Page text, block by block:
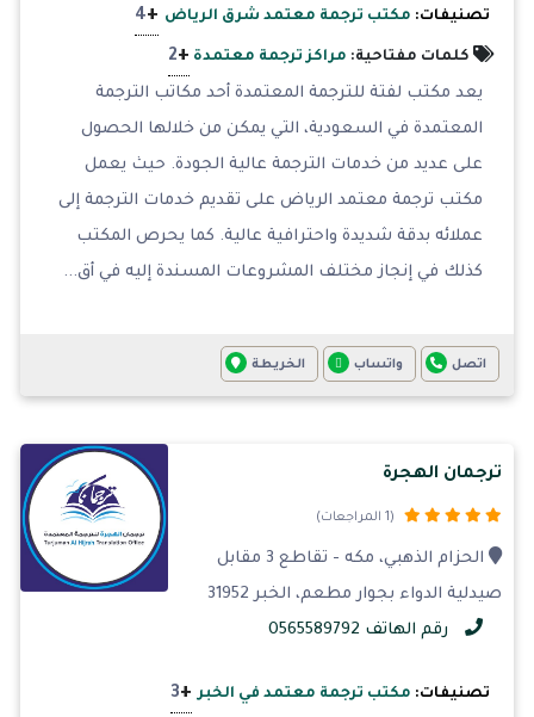
تصنيفات: مكتب ترجمة معتمد شرق الرياض +
4
كلمات مفتاحية: مراكز ترجمة معتمدة +
2
يعد مكتب لفتة للترجمة المعتمدة أحد مكاتب الترجمة
المعتمدة في السعودية، التي يمكن من خلالها الحصول
على عديد من خدمات الترجمة عالية الجودة. حيث يعمل
مكتب ترجمة معتمد الرياض على تقديم خدمات الترجمة إلى
عملائه بدقة شديدة واحترافية عالية. كما يحرص المكتب
كذلك في إنجاز مختلف المشروعات المسندة إليه في أق...
اتصل واتساب الخريطة
ترجمان الهجرة
(1 المراجعات)
الحزام الذهبي، مكه - تقاطع 3 مقابل
صيدلية الدواء بجوار مطعم، الخبر 31952
رقم الهاتف 0565589792
تصنيفات: مكتب ترجمة معتمد في الخبر +
3